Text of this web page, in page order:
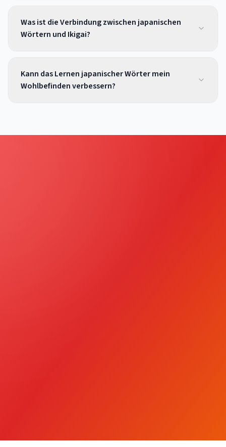
Was ist die Verbindung zwischen japanischen
Wörtern und Ikigai?
Kann das Lernen japanischer Wörter mein
Wohlbefinden verbessern?